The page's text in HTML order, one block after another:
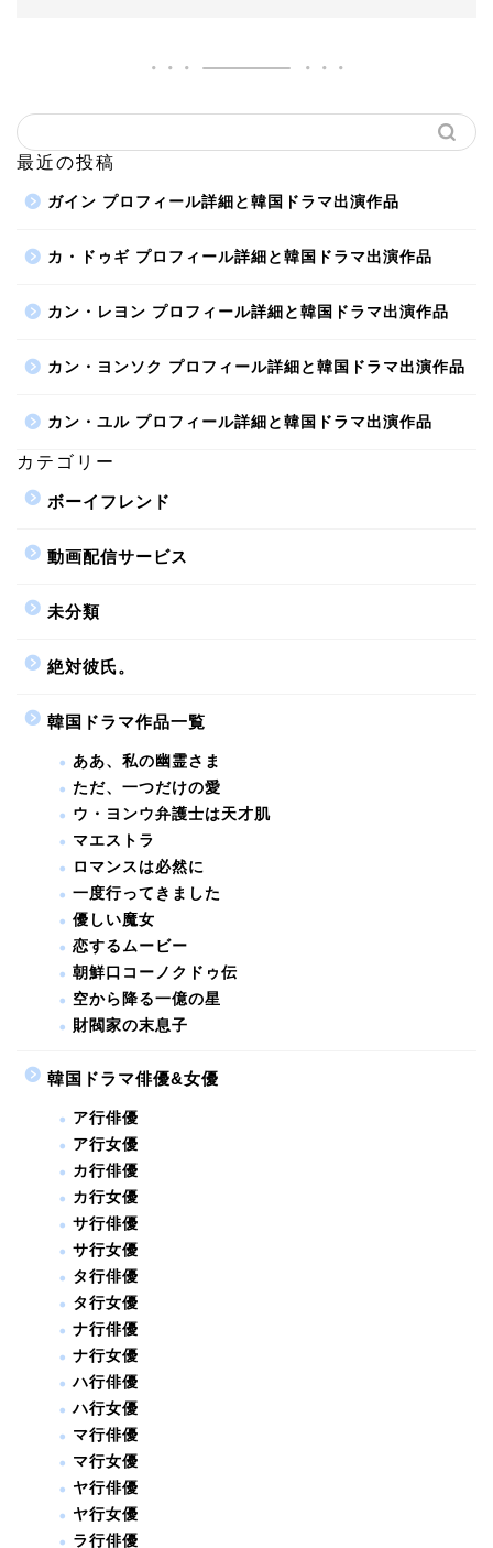
最近の投稿
ガイン プロフィール詳細と韓国ドラマ出演作品
カ・ドゥギ プロフィール詳細と韓国ドラマ出演作品
カン・レヨン プロフィール詳細と韓国ドラマ出演作品
カン・ヨンソク プロフィール詳細と韓国ドラマ出演作品
カン・ユル プロフィール詳細と韓国ドラマ出演作品
カテゴリー
ボーイフレンド
動画配信サービス
未分類
絶対彼氏。
韓国ドラマ作品一覧
ああ、私の幽霊さま
ただ、一つだけの愛
ウ・ヨンウ弁護士は天才肌
マエストラ
ロマンスは必然に
一度行ってきました
優しい魔女
恋するムービー
朝鮮口コーノクドゥ伝
空から降る一億の星
財閥家の末息子
韓国ドラマ俳優&女優
ア行俳優
ア行女優
カ行俳優
カ行女優
サ行俳優
サ行女優
タ行俳優
タ行女優
ナ行俳優
ナ行女優
ハ行俳優
ハ行女優
マ行俳優
マ行女優
ヤ行俳優
ヤ行女優
ラ行俳優